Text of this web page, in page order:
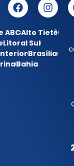
ABCAlto Tietê
Litoral Sul
Brasília
Bahia